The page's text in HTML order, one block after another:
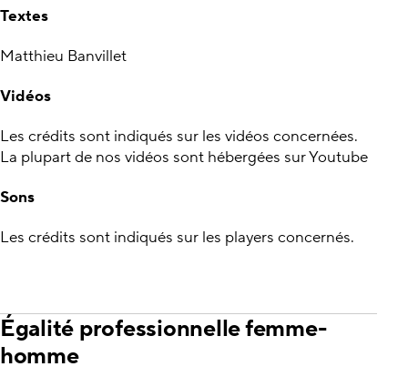
Textes
Matthieu Banvillet
Vidéos
Les crédits sont indiqués sur les vidéos concernées.
La plupart de nos vidéos sont hébergées sur Youtube
Sons
Les crédits sont indiqués sur les players concernés.
Égalité professionnelle femme-
homme